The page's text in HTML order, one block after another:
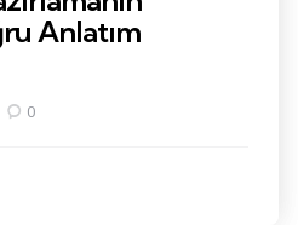
Anlatım
0